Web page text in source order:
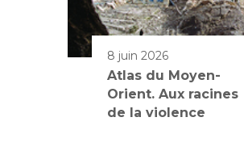
8 juin 2026
Atlas du Moyen-
Orient. Aux racines
de la violence